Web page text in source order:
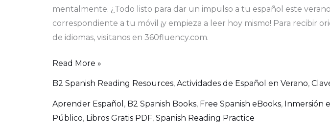
mentalmente. ¿Todo listo para dar un impulso a tu español este
correspondiente a tu móvil ¡y empieza a leer hoy mismo! Para recibir
de idiomas, visítanos en 360fluency.com.
Read More »
B2 Spanish Reading Resources, Actividades de Español en Verano,
Aprender Español , B2 Spanish Books, Free Spanish eBooks, Inmersión
Público, Libros Gratis PDF, Spanish Reading Practice